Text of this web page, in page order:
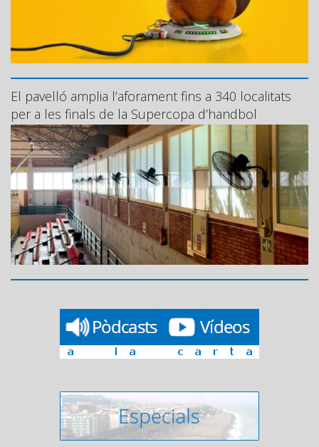
El pavelló amplia l’aforament fins a 340 localitats
per a les finals de la Supercopa d’handbol